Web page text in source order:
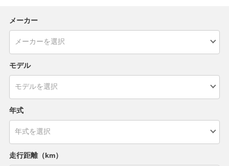
メーカー
モデル
年式
走行距離（km）